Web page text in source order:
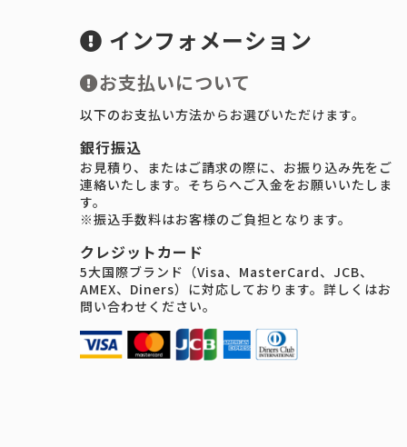
インフォメーション
お支払いについて
以下のお支払い方法からお選びいただけます。
銀行振込
お見積り、またはご請求の際に、お振り込み先をご
連絡いたします。そちらへご入金をお願いいたしま
す。
※振込手数料はお客様のご負担となります。
クレジットカード
5大国際ブランド（Visa、MasterCard、JCB、
AMEX、Diners）に対応しております。詳しくはお
問い合わせください。